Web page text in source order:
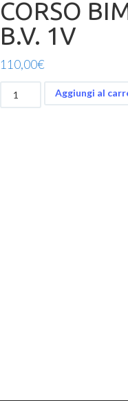
CORSO
B.V. 1V
110,00€
BIMESTRALE
Aggiungi al